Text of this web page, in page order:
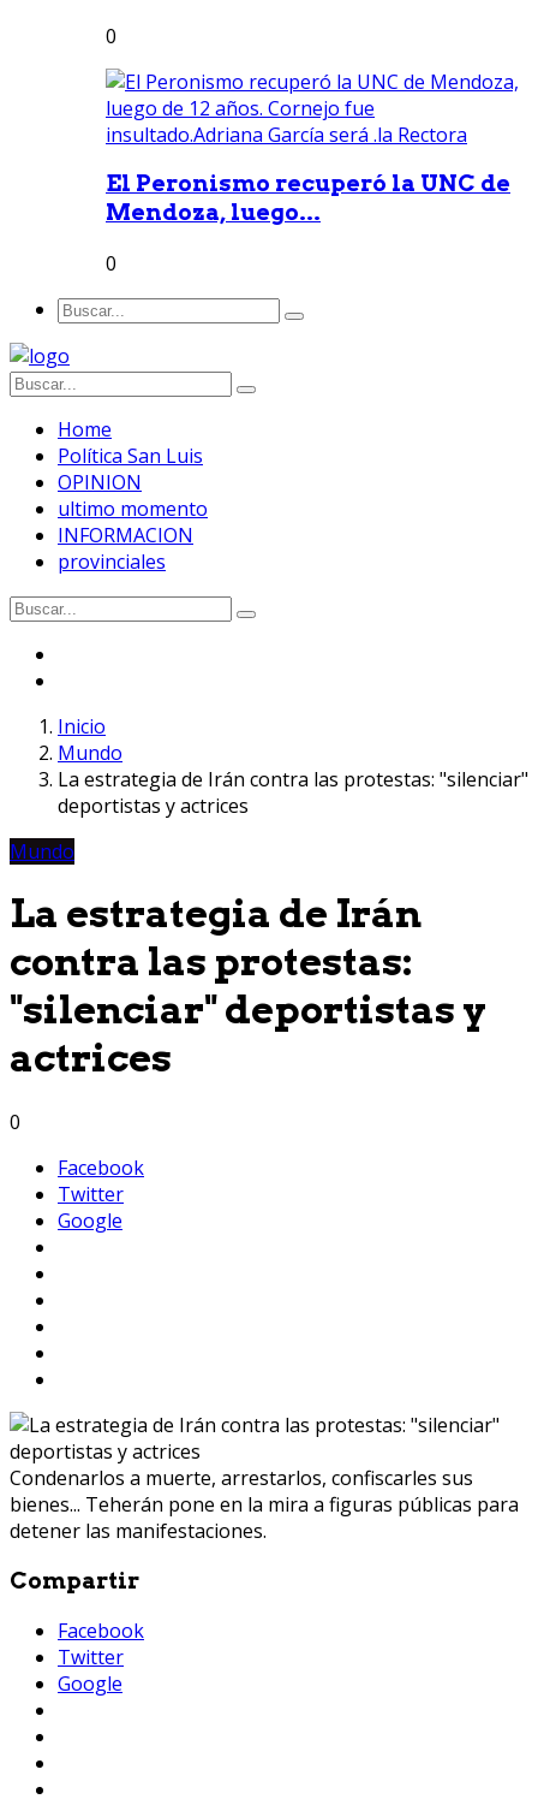
0
El Peronismo recuperó la UNC de
Mendoza, luego...
0
Home
Política San Luis
OPINION
ultimo momento
INFORMACION
provinciales
Inicio
Mundo
La estrategia de Irán contra las protestas: "silenciar"
deportistas y actrices
Mundo
La estrategia de Irán
contra las protestas:
"silenciar" deportistas y
actrices
0
Facebook
Twitter
Google
Condenarlos a muerte, arrestarlos, confiscarles sus
bienes... Teherán pone en la mira a figuras públicas para
detener las manifestaciones.
Compartir
Facebook
Twitter
Google